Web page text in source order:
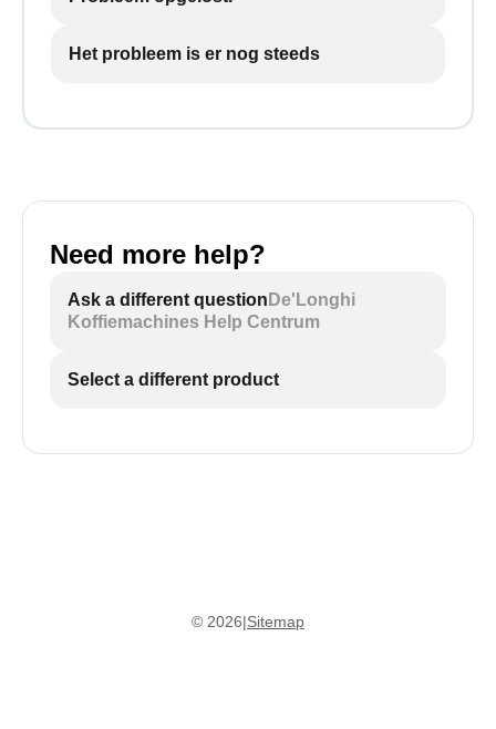
Het probleem is er nog steeds
Need more help?
Ask a different question De'Longhi
Koffiemachines Help Centrum
Select a different product
© 2026|Sitemap